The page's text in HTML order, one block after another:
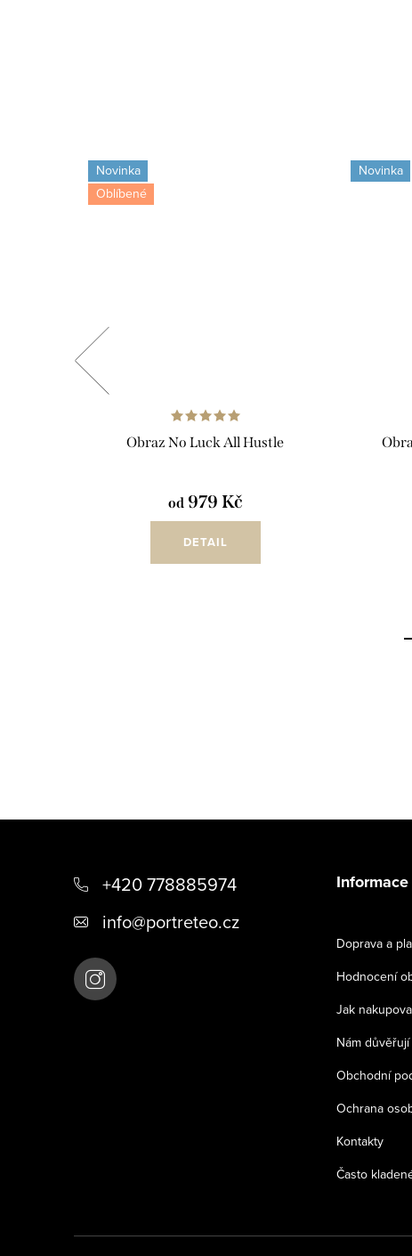
Novinka
Oblíbené
Obraz No Luck All Hustle
od979 Kč
DETAIL
Novinka
+420 778885974
info@portreteo.cz
Doprava a
Hodnocení
Jak
Nám důvěřují
Obchodní
Ochrana
Kontakty
Často